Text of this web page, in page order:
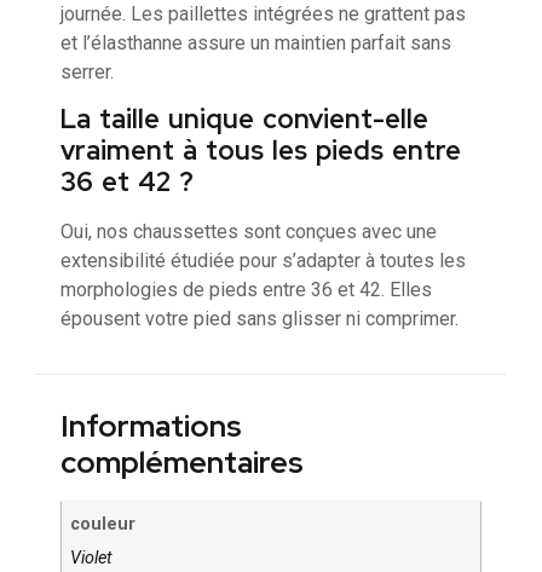
journée. Les paillettes intégrées ne grattent pas
et l’élasthanne assure un maintien parfait sans
serrer.
La taille unique convient-elle
vraiment à tous les pieds entre
36 et 42 ?
Oui, nos chaussettes sont conçues avec une
extensibilité étudiée pour s’adapter à toutes les
morphologies de pieds entre 36 et 42. Elles
épousent votre pied sans glisser ni comprimer.
Informations
complémentaires
couleur
Violet